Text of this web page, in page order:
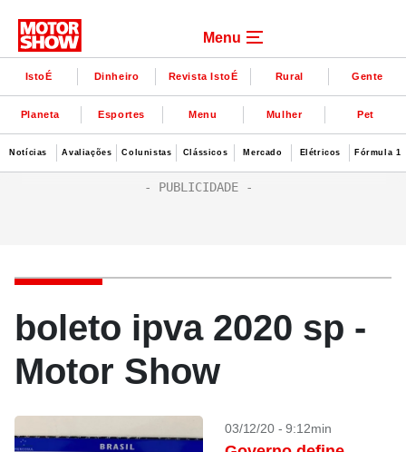
Menu
IstoÉ Dinheiro Revista IstoÉ Rural Gente
Planeta Esportes Menu Mulher Pet
Notícias Avaliações Colunistas Clássicos Mercado Elétricos Fórmula 1
boleto ipva 2020 sp -
Motor Show
03/12/20 - 9:12min